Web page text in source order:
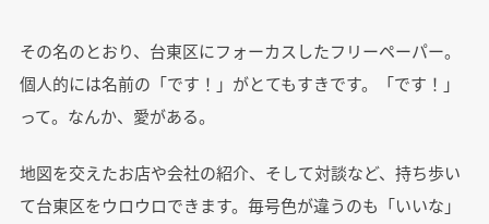
その名のとおり、台東区にフォーカスしたフリーペーパー。
個人的には名前の「です！」がとてもすきです。「です！」
って。なんか、愛がある。
地図を交えたお店や会社の紹介、そして対談など、持ち歩い
て台東区をウロウロできます。毎号色が違うのも「いいな」